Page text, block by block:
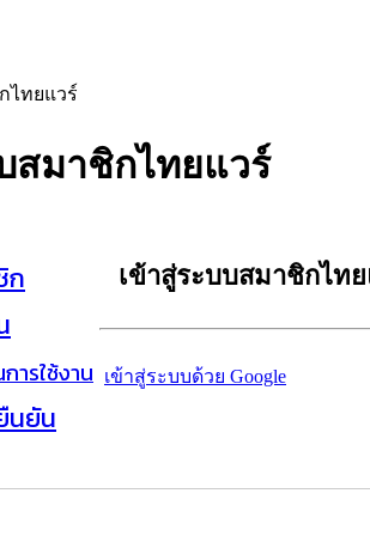
สมาชิกไทยแวร์
ก
ารใช้งาน
นยัน
เข้าสู่ระบบสมาชิกไท
เข้าสู่ระบบด้วย Google